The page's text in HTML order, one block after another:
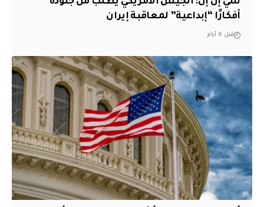
أفكارًا “إبداعية” لمعاقبة إيران
قبل 6 أيام